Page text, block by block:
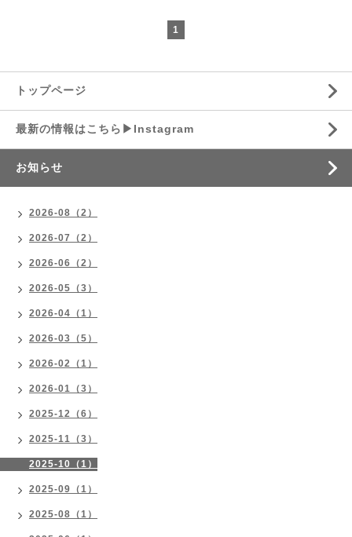
1
トップページ
最新の情報はこちら▶︎Instagram
お知らせ
2026-08（2）
2026-07（2）
2026-06（2）
2026-05（3）
2026-04（1）
2026-03（5）
2026-02（1）
2026-01（3）
2025-12（6）
2025-11（3）
2025-10（1）
2025-09（1）
2025-08（1）